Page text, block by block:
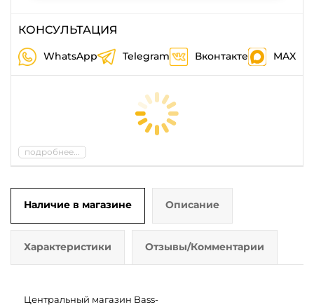
КОНСУЛЬТАЦИЯ
WhatsApp Telegram Вконтакте MAX
подробнее...
Наличие в магазине Описание
Характеристики Отзывы/Комментарии
Центральный магазин Bass-